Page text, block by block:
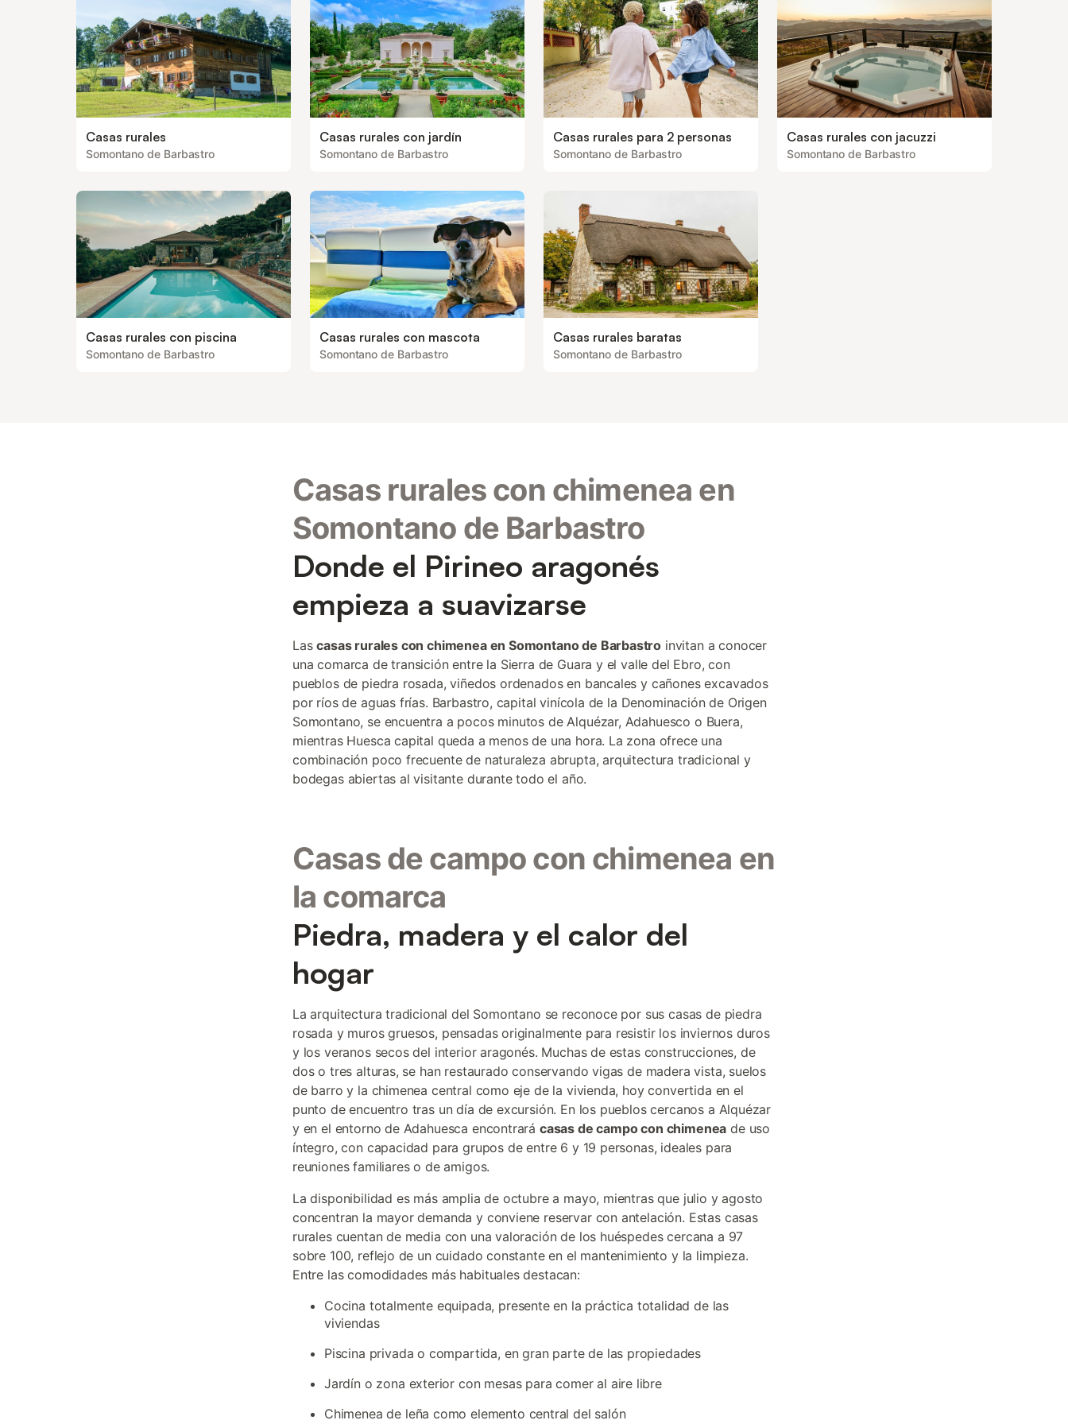
Casas rurales
Somontano de Barbastro
Casas rurales con jardín
Somontano de Barbastro
Casas rurales para 2 personas
Somontano de Barbastro
Casas rurales con jacuzzi
Somontano de Barbastro
Casas rurales con piscina
Somontano de Barbastro
Casas rurales con mascota
Somontano de Barbastro
Casas rurales baratas
Somontano de Barbastro
Casas rurales con chimenea en
Somontano de Barbastro
Donde el Pirineo aragonés
empieza a suavizarse
Lascasas rurales con chimenea en Somontano de Barbastro invitan a conocer
una comarca de transición entre la Sierra de Guara y el valle del Ebro, con
pueblos de piedra rosada, viñedos ordenados en bancales y cañones excavados
por ríos de aguas frías. Barbastro, capital vinícola de la Denominación de Origen
Somontano, se encuentra a pocos minutos de Alquézar, Adahuesco o Buera,
mientras Huesca capital queda a menos de una hora. La zona ofrece una
combinación poco frecuente de naturaleza abrupta, arquitectura tradicional y
bodegas abiertas al visitante durante todo el año.
Casas de campo con chimenea en
la comarca
Piedra, madera y el calor del
hogar
La arquitectura tradicional del Somontano se reconoce por sus casas de piedra
rosada y muros gruesos, pensadas originalmente para resistir los inviernos duros
y los veranos secos del interior aragonés. Muchas de estas construcciones, de
dos o tres alturas, se han restaurado conservando vigas de madera vista, suelos
de barro y la chimenea central como eje de la vivienda, hoy convertida en el
punto de encuentro tras un día de excursión. En los pueblos cercanos a Alquézar
y en el entorno de Adahuesca encontrará casas de campo con chimenea de uso
íntegro, con capacidad para grupos de entre 6 y 19 personas, ideales para
reuniones familiares o de amigos.
La disponibilidad es más amplia de octubre a mayo, mientras que julio y agosto
concentran la mayor demanda y conviene reservar con antelación. Estas casas
rurales cuentan de media con una valoración de los huéspedes cercana a 97
sobre 100, reflejo de un cuidado constante en el mantenimiento y la limpieza.
Entre las comodidades más habituales destacan:
Cocina totalmente equipada, presente en la práctica totalidad de las
viviendas
Piscina privada o compartida, en gran parte de las propiedades
Jardín o zona exterior con mesas para comer al aire libre
Chimenea de leña como elemento central del salón